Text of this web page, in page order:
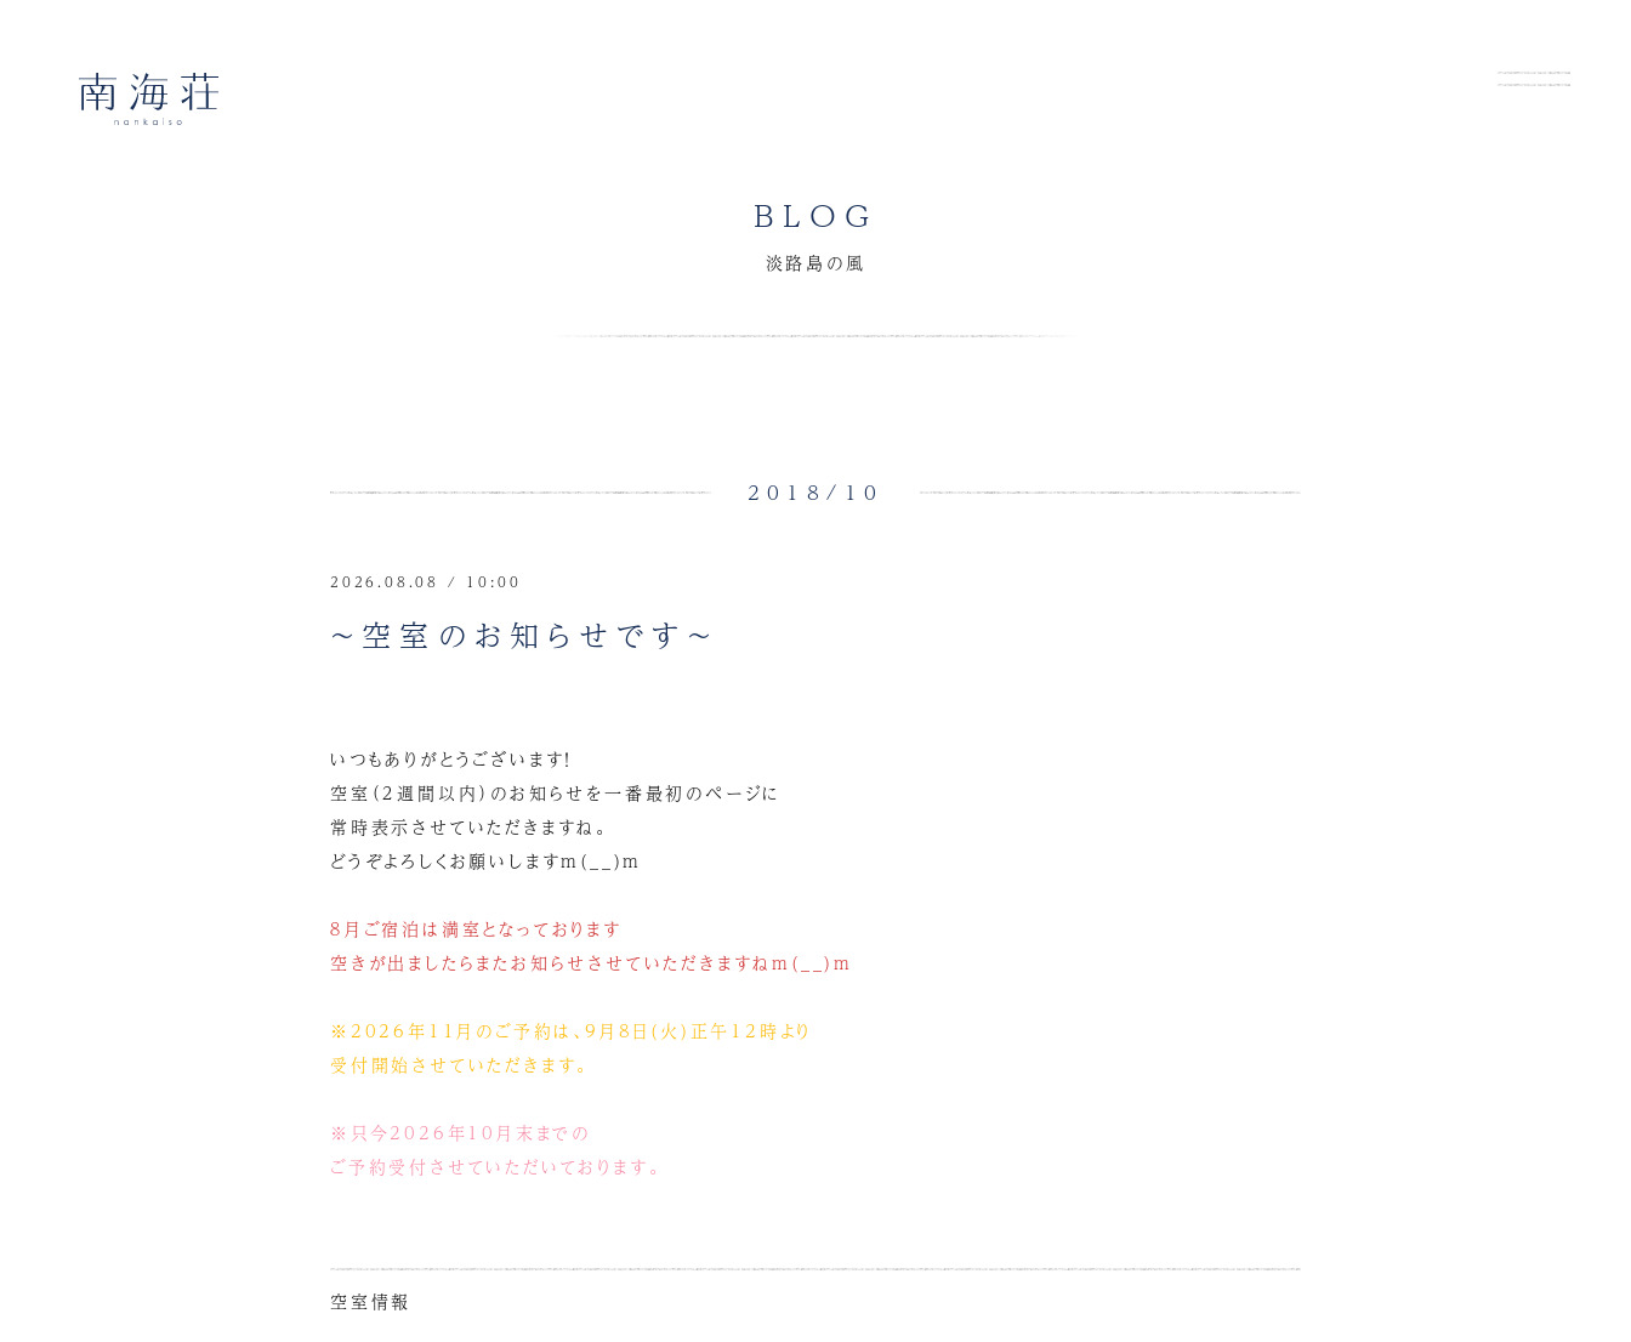
BLOG
淡路島の風
2018/10
2026.08.08 / 10:00
～空室のお知らせです～
いつもありがとうございます！
空室（２週間以内）のお知らせを一番最初のページに
常時表示させていただきますね。
どうぞよろしくお願いしますm(__)m
８月ご宿泊は満室となっております
空きが出ましたらまたお知らせさせていただきますねm(__)m
※2026年11月のご予約は、9月8日(火)正午12時より
受付開始させていただきます。
※只今2026年10月末までの
ご予約受付させていただいております。
空室情報